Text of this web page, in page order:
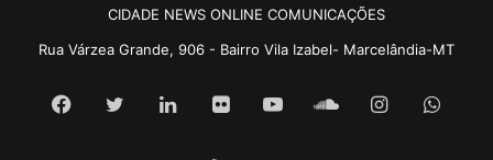
CIDADE NEWS ONLINE COMUNICAÇÕES
Rua Várzea Grande, 906 - Bairro Vila Izabel- Marcelândia-MT
Facebook
TwitterLinkedinFlickr YouTubeSoundCloud
Instagram